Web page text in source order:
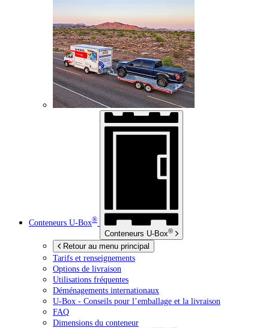
Conteneurs U-Box®
Conteneurs U-Box®
Retour au menu principal
Tarifs et renseignements
Options de livraison
Utilisations fréquentes
Déménagements internationaux
U-Box - Conseils pour l’emballage et la livraison
FAQ
Dimensions du conteneur